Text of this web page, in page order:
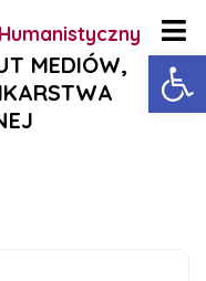
MEDIÓW,